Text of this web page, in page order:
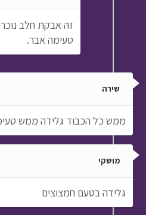
זה אבקת חלב
טעימה אבר.
שירה
ממש כל הכבוד גלידה ממש
מושקי
גלידה בטעם חמצוצים